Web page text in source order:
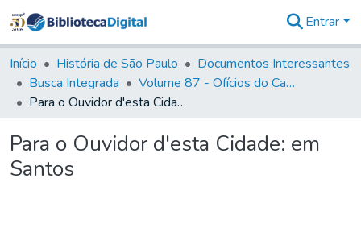
&
Coleções
Tudo na
Biblioteca
Estatísticas
Entrar
Início História de São Paulo
Documentos Interessantes
Busca Integrada
Volume 87 - Ofícios do Capitão General Antonio Manoel de Melo Castro e Mendonça (1797- 1801)
Para o Ouvidor d'esta Cidade: em Santos
Para o Ouvidor d'esta Cidade: em
Santos